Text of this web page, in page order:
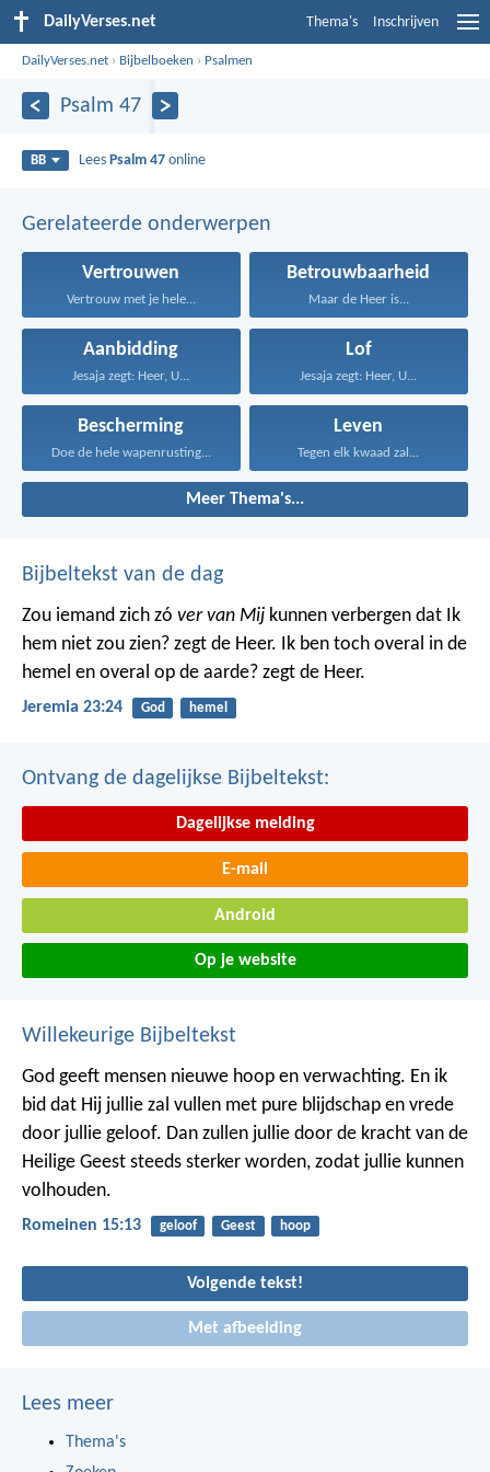
DailyVerses.net Thema's Inschrijven
DailyVerses.net › Bijbelboeken › Psalmen
Psalm 47
BB Lees Psalm 47 online
Gerelateerde onderwerpen
Vertrouwen
Vertrouw met je hele...
Betrouwbaarheid
Maar de Heer is...
Aanbidding
Jesaja zegt: Heer, U...
Lof
Jesaja zegt: Heer, U...
Bescherming
Doe de hele wapenrusting...
Leven
Tegen elk kwaad zal...
Meer Thema's...
Bijbeltekst van de dag
Zou iemand zich zó ver van Mij kunnen verbergen dat Ik
hem niet zou zien? zegt de Heer. Ik ben toch overal in de
hemel en overal op de aarde? zegt de Heer.
Jeremia 23:24 God hemel
Ontvang de dagelijkse Bijbeltekst:
Dagelijkse melding
E-mail
Android
Op je website
Willekeurige Bijbeltekst
God geeft mensen nieuwe hoop en verwachting. En ik
bid dat Hij jullie zal vullen met pure blijdschap en vrede
door jullie geloof. Dan zullen jullie door de kracht van de
Heilige Geest steeds sterker worden, zodat jullie kunnen
volhouden.
Romeinen 15:13 geloof Geest hoop
Volgende tekst!
Met afbeelding
Lees meer
Thema's